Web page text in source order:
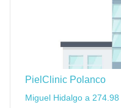
PielClinic Polanco
Miguel Hidalgo a